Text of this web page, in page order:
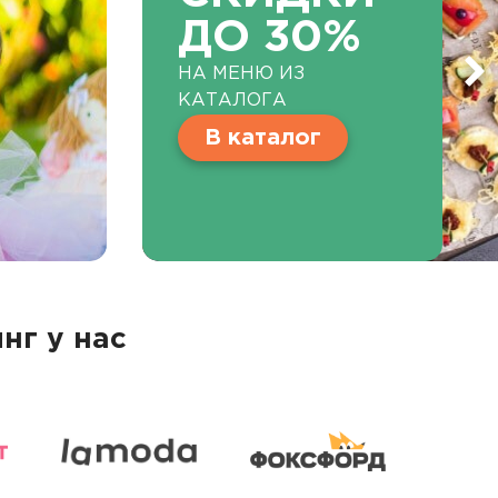
ДО 30%
НА МЕНЮ ИЗ
КАТАЛОГА
В каталог
у нас